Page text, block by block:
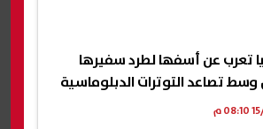
تعرب عن أسفها لطرد سفيرها
تصاعد التوترات الدبلوماسية